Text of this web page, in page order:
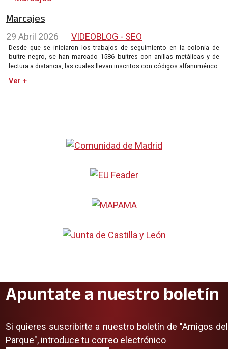
Marcajes
29 Abril 2026 VIDEOBLOG - SEO
Desde que se iniciaron los trabajos de seguimiento en la colonia de
buitre negro, se han marcado 1586 buitres con anillas metálicas y de
lectura a distancia, las cuales llevan inscritos con códigos alfanumérico.
Ver +
Apuntate a nuestro boletín
Si quieres suscribirte a nuestro boletín de "Amigos del
Parque", introduce tu correo electrónico